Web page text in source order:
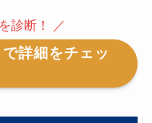
診断！ ／
詳細をチェッ